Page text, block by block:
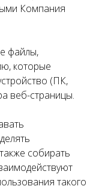
Компания
файлы,
которые
(ПК,
веб-страницы.
собирать
такого